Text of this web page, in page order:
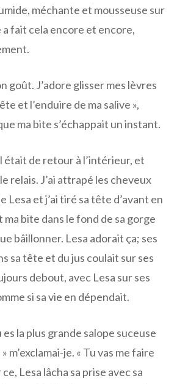
méchante et mousseuse sur
fait cela encore et encore,
goût. J’adore glisser mes lèvres
et l’enduire de ma salive »,
ma bite s’échappait un instant.
était de retour à l’intérieur, et
relais. J’ai attrapé les cheveux
Lesa et j’ai tiré sa tête d’avant en
bite dans le fond de sa gorge
bâillonner. Lesa adorait ça; ses
sa tête et du jus coulait sur ses
debout, avec Lesa sur ses
si sa vie en dépendait.
es la plus grande salope suceuse
m’exclamai-je. « Tu vas me faire
Lesa lâcha sa prise avec sa